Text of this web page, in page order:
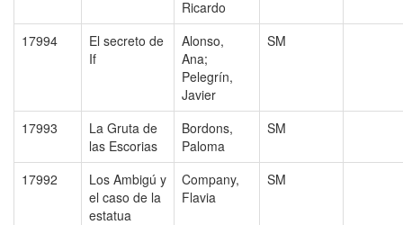
Ricardo
17994
El secreto de
If
Alonso,
Ana;
Pelegrín,
Javier
SM
17993
La Gruta de
las Escorias
Bordons,
Paloma
SM
17992
Los Ambigú y
el caso de la
estatua
Company,
Flavia
SM